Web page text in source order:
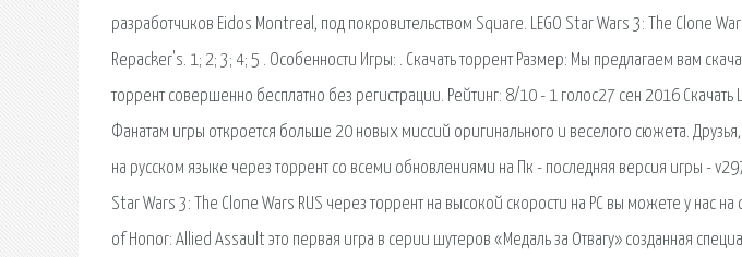
разработчиков Eidos Montreal, под покровительством Square. LEGO Star Wars 3: The Clone
Repacker's. 1; 2; 3; 4; 5 . Особенности Игры: . Скачать торрент Размер: Мы предлагаем вам
торрент совершенно бесплатно без регистрации. Рейтинг: 8/10 - 1 голос27 сен 2016 Скачать
Фанатам игры откроется больше 20 новых миссий оригинального и веселого сюжета.
на русском языке через торрент со всеми обновлениями на Пк - последняя версия игры -
Star Wars 3: The Clone Wars RUS через торрент на высокой скорости на PC вы можете у нас
of Honor: Allied Assault это первая игра в серии шутеров «Медаль за Отвагу» созданная